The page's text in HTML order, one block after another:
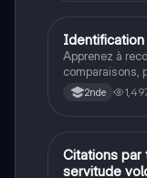
IFrançais
Apprenez à
comparaisons,
des phrases
2nde
Français
Citations par
servitude